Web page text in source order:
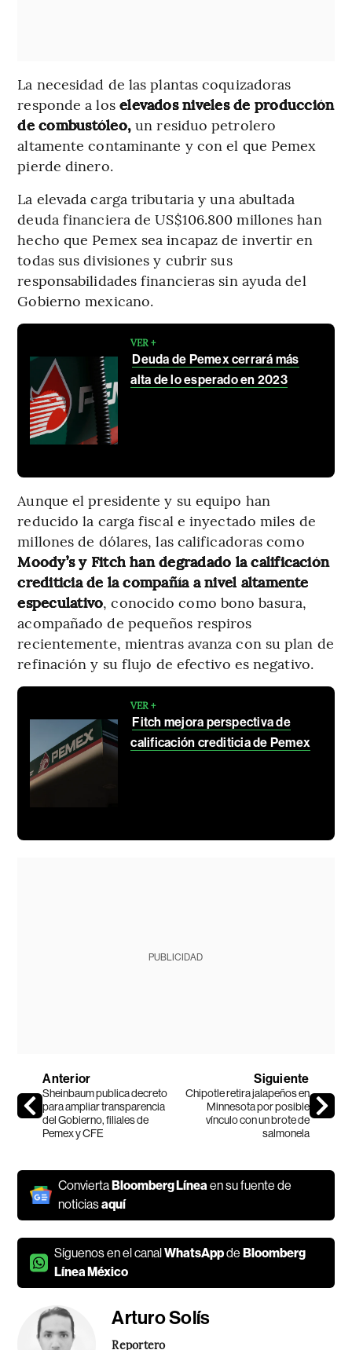
La necesidad de las plantas coquizadoras
responde a loselevados niveles de producción
de combustóleo, un residuo petrolero
altamente contaminante y con el que Pemex
pierde dinero.
La elevada carga tributaria y una abultada
deuda financiera de US$106.800 millones han
hecho que Pemex sea incapaz de invertir en
todas sus divisiones y cubrir sus
responsabilidades financieras sin ayuda del
Gobierno mexicano.
VER +
Deuda de Pemex cerrará más
alta de lo esperado en 2023
Aunque el presidente y su equipo han
reducido la carga fiscal e inyectado miles de
millones de dólares, las calificadoras como
Moody’s y Fitch han degradado la calificación
crediticia de la compañía a nivel altamente
especulativo, conocido como bono basura,
acompañado de pequeños respiros
recientemente, mientras avanza con su plan de
refinación y su flujo de efectivo es negativo.
VER +
Fitch mejora perspectiva de
calificación crediticia de Pemex
PUBLICIDAD
Anterior
Sheinbaum publica decreto
para ampliar transparencia
del Gobierno, filiales de
Pemex y CFE
Siguiente
Chipotle retira jalapeños en
Minnesota por posible
vínculo con un brote de
salmonela
ConviertaBloomberg Línea en su fuente de
noticiasaquí
Síguenos en el canalWhatsAppdeBloomberg
Línea México
Arturo Solís
Reportero